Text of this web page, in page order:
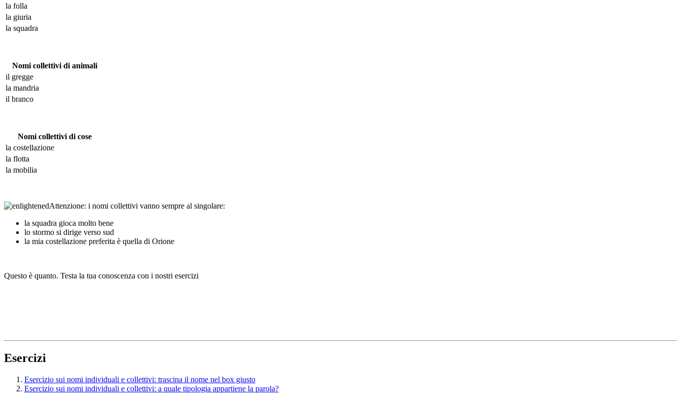
la folla
la giuria
la squadra
Nomi collettivi di animali
il gregge
la mandria
il branco
Nomi collettivi di cose
la costellazione
la flotta
la mobilia
Attenzione: i nomi collettivi vanno sempre al singolare:
la squadra gioca molto bene
lo stormo si dirige verso sud
la mia costellazione preferita è quella di Orione
Questo è quanto. Testa la tua conoscenza con i nostri esercizi
Esercizi
Esercizio sui nomi individuali e collettivi: trascina il nome nel box giusto
Esercizio sui nomi individuali e collettivi: a quale tipologia appartiene la parola?